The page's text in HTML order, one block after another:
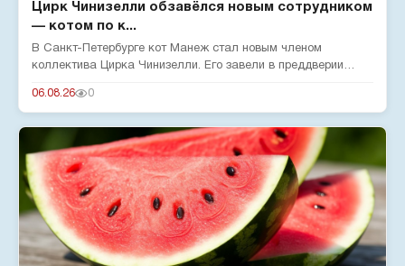
Цирк Чинизелли обзавёлся новым сотрудником
— котом по к...
В Санкт-Петербурге кот Манеж стал новым членом
коллектива Цирка Чинизелли. Его завели в преддверии
06.08.26 0